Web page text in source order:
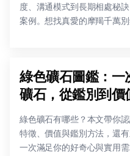
度、溝通模式到長期相處秘
案例。想找真愛的摩羯千萬
綠色礦石圖鑑：
礦石，從鑑別到價
綠色礦石有哪些？本文帶你
特徵、價值與鑑別方法，還
一次滿足你的好奇心與實用需